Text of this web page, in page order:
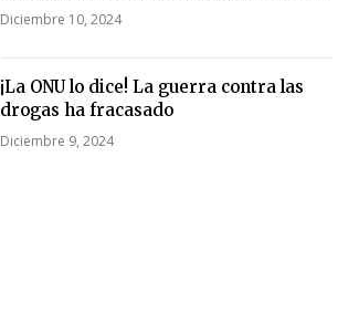
Diciembre 10, 2024
¡La ONU lo dice! La guerra contra las
drogas ha fracasado
Diciembre 9, 2024